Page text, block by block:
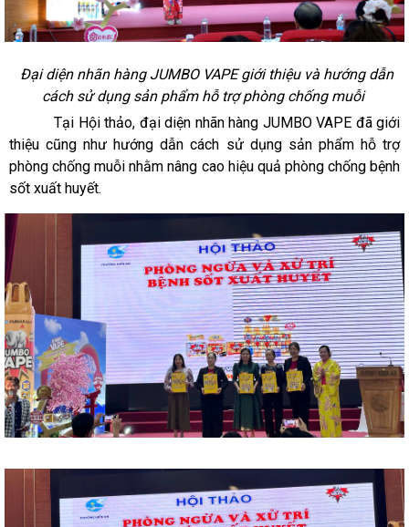
Đại diện nhãn hàng JUMBO VAPE giới thiệu và hướng dẫn
cách sử dụng sản phẩm hỗ trợ phòng chống muỗi
Tại Hội thảo, đại diện nhãn hàng JUMBO VAPE đã giới
thiệucũng như hướng dẫn cách sử dụng sản phẩm hỗ trợ
phòng chống muỗi nhằm nâng cao hiệu quả phòng chống bệnh
sốt xuất huyết.